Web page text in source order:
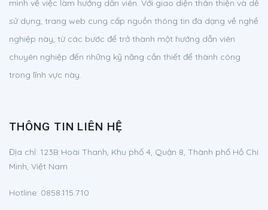
mình về việc làm hướng dẫn viên. Với giao diện thân thiện và dễ
sử dụng, trang web cung cấp nguồn thông tin đa dạng về nghề
nghiệp này, từ các bước để trở thành một hướng dẫn viên
chuyên nghiệp đến những kỹ năng cần thiết để thành công
trong lĩnh vực này.
THÔNG TIN LIÊN HỆ
Địa chỉ: 123B Hoài Thanh, Khu phố 4, Quận 8, Thành phố Hồ Chí
Minh, Việt Nam
Hotline: 0858.115.710